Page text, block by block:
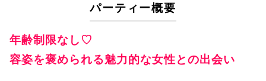
パーティー概要
年齢制限なし♡
容姿を褒められる魅力的な女性との出会い